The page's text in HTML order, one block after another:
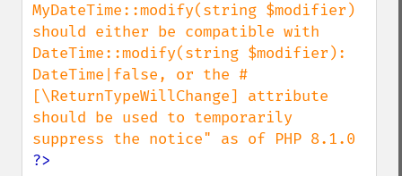
MyDateTime::modify(string $modifier)
should either be compatible with
DateTime::modify(string $modifier):
DateTime|false, or the #
[\ReturnTypeWillChange] attribute
should be used to temporarily
?>